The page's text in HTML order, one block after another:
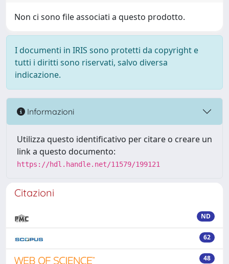
Non ci sono file associati a questo prodotto.
I documenti in IRIS sono protetti da copyright e
tutti i diritti sono riservati, salvo diversa
indicazione.
Informazioni
Utilizza questo identificativo per citare o creare un
link a questo documento:
https://hdl.handle.net/11579/199121
Citazioni
ND
62
48